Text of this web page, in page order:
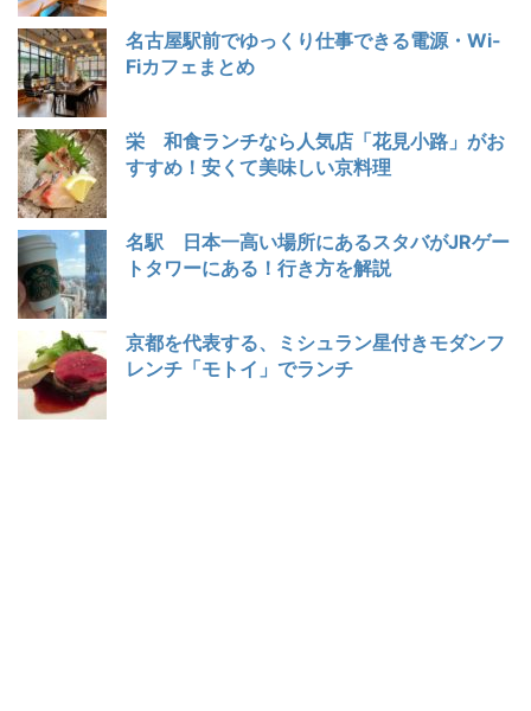
名古屋駅前でゆっくり仕事できる電源・Wi-
Fiカフェまとめ
栄 和食ランチなら人気店「花見小路」がお
すすめ！安くて美味しい京料理
名駅 日本一高い場所にあるスタバがJRゲー
トタワーにある！行き方を解説
京都を代表する、ミシュラン星付きモダンフ
レンチ「モトイ」でランチ